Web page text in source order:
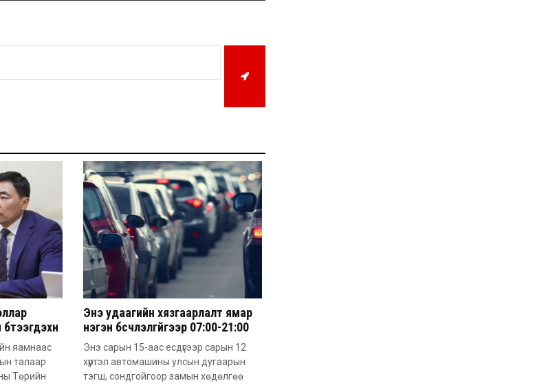
байна
яамнаас
талаар
Төрийн
Энэ удаагийн хязгаарлалт ямар
нэгэн бүсчлэлгүйгээр 07:00-21:00
цагийн хооронд үйлчлэх
онцлогтой
Энэ сарын 15-аас есдүгээр сарын 12
хүртэл автомашины улсын дугаарын
тэгш, сондгойгоор замын хөдөлгөө